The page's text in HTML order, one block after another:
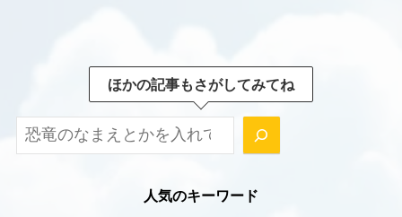
ほかの記事もさがしてみてね
ほかの記事もさがしてみてね！
人気のキーワード